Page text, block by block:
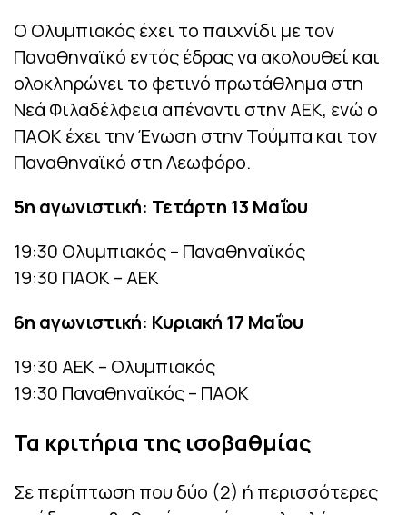
Ο Ολυμπιακός έχει το παιχνίδι με τον
Παναθηναϊκό εντός έδρας να ακολουθεί και
ολοκληρώνει το φετινό πρωτάθλημα στη
Νεά Φιλαδέλφεια απέναντι στην ΑΕΚ, ενώ ο
ΠΑΟΚ έχει την Ένωση στην Τούμπα και τον
Παναθηναϊκό στη Λεωφόρο.
5η αγωνιστική: Τετάρτη 13 Μαΐου
19:30 Ολυμπιακός – Παναθηναϊκός
19:30 ΠΑΟΚ – ΑΕΚ
6η αγωνιστική: Κυριακή 17 Μαΐου
19:30 ΑΕΚ – Ολυμπιακός
19:30 Παναθηναϊκός – ΠΑΟΚ
Τα κριτήρια της ισοβαθμίας
Σε περίπτωση που δύο (2) ή περισσότερες